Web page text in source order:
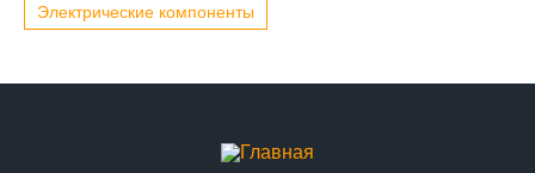
Электрические компоненты